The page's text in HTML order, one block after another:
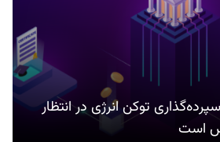
توکن انرژی در انتظار
است